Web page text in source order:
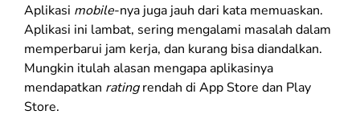
Aplikasi mobile-nya juga jauh dari kata memuaskan.
Aplikasi ini lambat, sering mengalami masalah dalam
memperbarui jam kerja, dan kurang bisa diandalkan.
Mungkin itulah alasan mengapa aplikasinya
mendapatkan ratingrendah di App Store dan Play
Store.